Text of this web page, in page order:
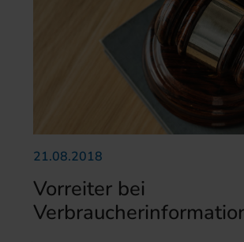
21.08.2018
Vorreiter bei